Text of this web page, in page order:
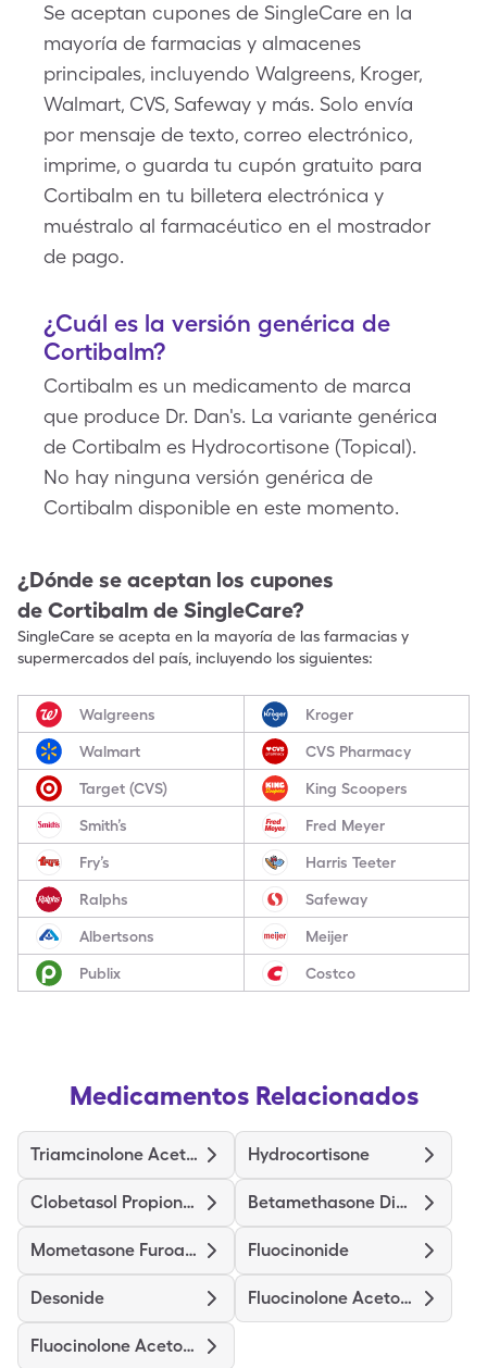
Se aceptan cupones de SingleCare en la
mayoría de farmacias y almacenes
principales, incluyendo Walgreens, Kroger,
Walmart, CVS, Safeway y más. Solo envía
por mensaje de texto, correo electrónico,
imprime, o guarda tu cupón gratuito para
Cortibalm en tu billetera electrónica y
muéstralo al farmacéutico en el mostrador
de pago.
¿Cuál es la versión genérica de
Cortibalm?
Cortibalm es un medicamento de marca
que produce Dr. Dan's. La variante genérica
de Cortibalm es Hydrocortisone (Topical).
No hay ninguna versión genérica de
Cortibalm disponible en este momento.
¿Dónde se aceptan los cupones
de Cortibalm de SingleCare?
SingleCare se acepta en la mayoría de las farmacias y
supermercados del país, incluyendo los siguientes:
Walgreens Kroger
Walmart CVS Pharmacy
Target (CVS) King Scoopers
Smith’s Fred Meyer
Fry’s Harris Teeter
Ralphs Safeway
Albertsons Meijer
Publix Costco
Medicamentos Relacionados
Triamcinolone Acetonide Hydrocortisone
Clobetasol Propionate Betamethasone Dipropionate
Mometasone Furoate Fluocinonide
Desonide Fluocinolone Acetonide Body
Fluocinolone Acetonide Scalp